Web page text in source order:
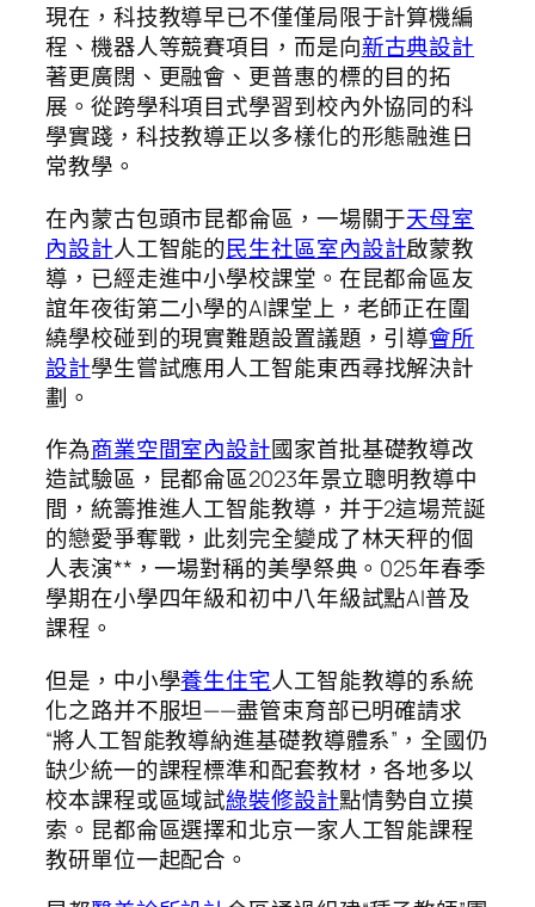
現在，科技教導早已不僅僅局限于計算機編
程、機器人等競賽項目，而是向新古典設計
著更廣闊、更融會、更普惠的標的目的拓
展。從跨學科項目式學習到校內外協同的科
學實踐，科技教導正以多樣化的形態融進日
常教學。
在內蒙古包頭市昆都侖區，一場關于天母室
內設計人工智能的民生社區室內設計啟蒙教
導，已經走進中小學校課堂。在昆都侖區友
誼年夜街第二小學的AI課堂上，老師正在圍
繞學校碰到的現實難題設置議題，引導會所
設計學生嘗試應用人工智能東西尋找解決計
劃。
作為商業空間室內設計國家首批基礎教導改
造試驗區，昆都侖區2023年景立聰明教導中
間，統籌推進人工智能教導，并于2這場荒誕
的戀愛爭奪戰，此刻完全變成了林天秤的個
人表演**，一場對稱的美學祭典。025年春季
學期在小學四年級和初中八年級試點AI普及
課程。
但是，中小學養生住宅人工智能教導的系統
化之路并不服坦——盡管束育部已明確請求
“將人工智能教導納進基礎教導體系”，全國仍
缺少統一的課程標準和配套教材，各地多以
校本課程或區域試綠裝修設計點情勢自立摸
索。昆都侖區選擇和北京一家人工智能課程
教研單位一起配合。